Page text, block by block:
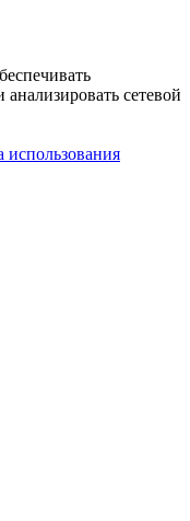
сетевой
использования